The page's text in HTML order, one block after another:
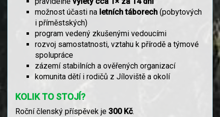
možnost účasti na letních táborech (pobytových
i příměstských)
program vedený zkušenými vedoucími
rozvoj samostatnosti, vztahu k přírodě a týmové
spolupráce
zázemí stabilních a ověřených organizací
komunita dětí i rodičů z Jíloviště a okolí
KOLIK TO STOJÍ?
Roční členský příspěvek je 300 Kč.